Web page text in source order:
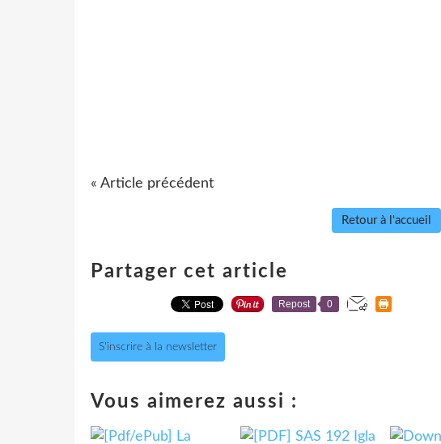
« Article précédent
Retour à l'accueil
Partager cet article
Repost 0
S'inscrire à la newsletter
Vous aimerez aussi :